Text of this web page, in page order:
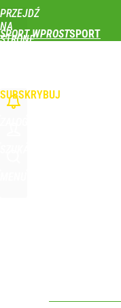
PRZEJDŹ
NA
STRONĘ
SPORT WPROST
SUBSKRYBUJ